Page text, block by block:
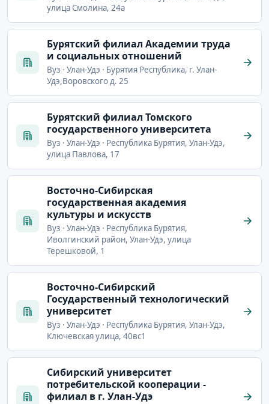
улица Смолина, 24а
Бурятский филиал Академии труда
и социальных отношений
Вуз · Улан-Удэ · Бурятия Республика, г. Улан-
Удэ,Воровского д. 25
Бурятский филиал Томского
государственного университета
Вуз · Улан-Удэ · Республика Бурятия, Улан-Удэ,
улица Павлова, 17
Восточно-Сибирская
государственная академия
культуры и искусств
Вуз · Улан-Удэ · Республика Бурятия,
Иволгинский район, Улан-Удэ, улица
Терешковой, 1
Восточно-Сибирский
Государственный технологический
университет
Вуз · Улан-Удэ · Республика Бурятия, Улан-Удэ,
Ключевская улица, 40вс1
Сибирский университет
потребительской кооперации -
филиал в г. Улан-Удэ